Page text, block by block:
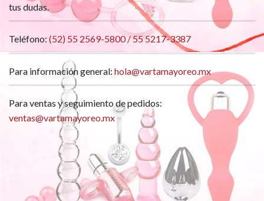
tus dudas.
Teléfono: (52) 55 2569-5800 / 55 5217-3387
Para información general: hola@vartamayoreo.mx
Para ventas y seguimiento de pedidos:
ventas@vartamayoreo.mx